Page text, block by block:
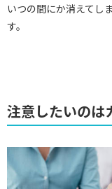
いつの間にか消えて
す。
注意したいのは